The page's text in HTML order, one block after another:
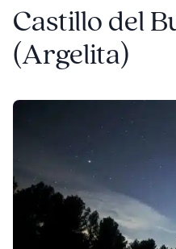
Castillo del
(Argelita)